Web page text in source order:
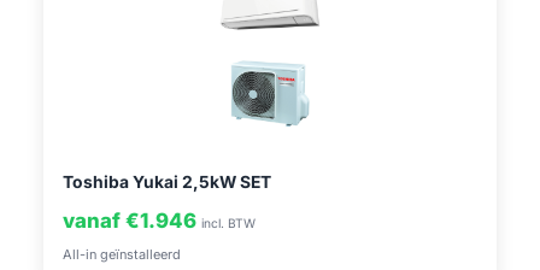
Toshiba Yukai 2,5kW SET
vanaf €1.946 incl. BTW
All-in geïnstalleerd